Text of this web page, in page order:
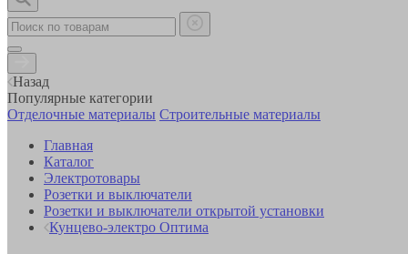
Назад
Популярные категории
Отделочные материалы Строительные материалы
Главная
Каталог
Электротовары
Розетки и выключатели
Розетки и выключатели открытой установки
Кунцево-электро Оптима